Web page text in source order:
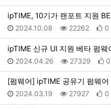
ipTIME, 10기가 랜포트 지원
등록일
2024.10.08 조회
22262 추
0
ipTIME 신규 UI 지원 베타 펌웨
등록일
2024.04.26 조회
27329 0
[펌웨어] ipTIME 공유기 펌웨어
등록일
2024.03.19 조회
27927 추
0